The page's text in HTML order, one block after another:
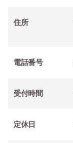
住所
電話番号
受付時間
定休日